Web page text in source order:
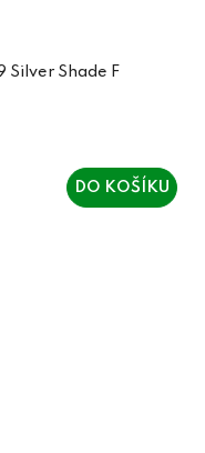
Silver Shade F
DO KOŠÍKU